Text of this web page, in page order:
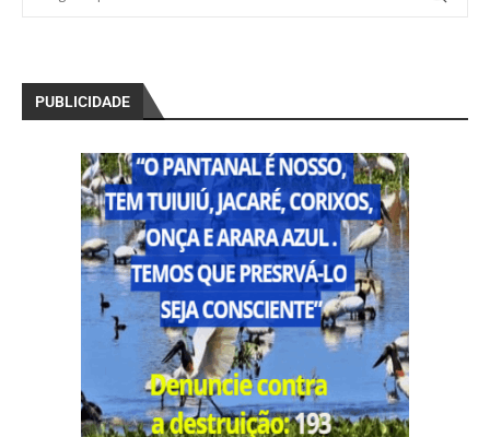
PUBLICIDADE